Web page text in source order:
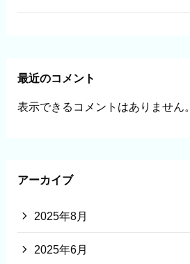
最近のコメント
表示できるコメントはありません。
アーカイブ
2025年8月
2025年6月